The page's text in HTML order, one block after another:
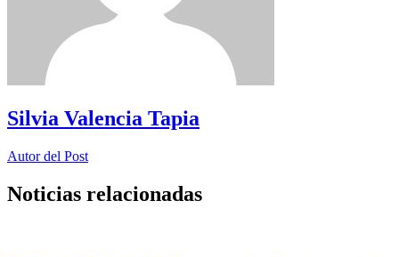
Silvia Valencia Tapia
Autor del Post
Noticias relacionadas